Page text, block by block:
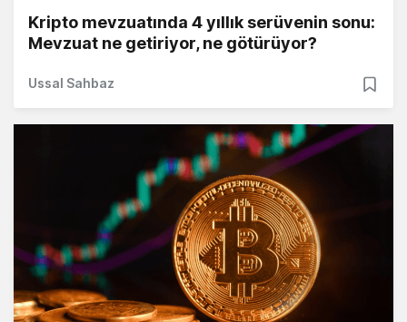
Kripto mevzuatında 4 yıllık serüvenin sonu:
Mevzuat ne getiriyor, ne götürüyor?
Ussal Sahbaz